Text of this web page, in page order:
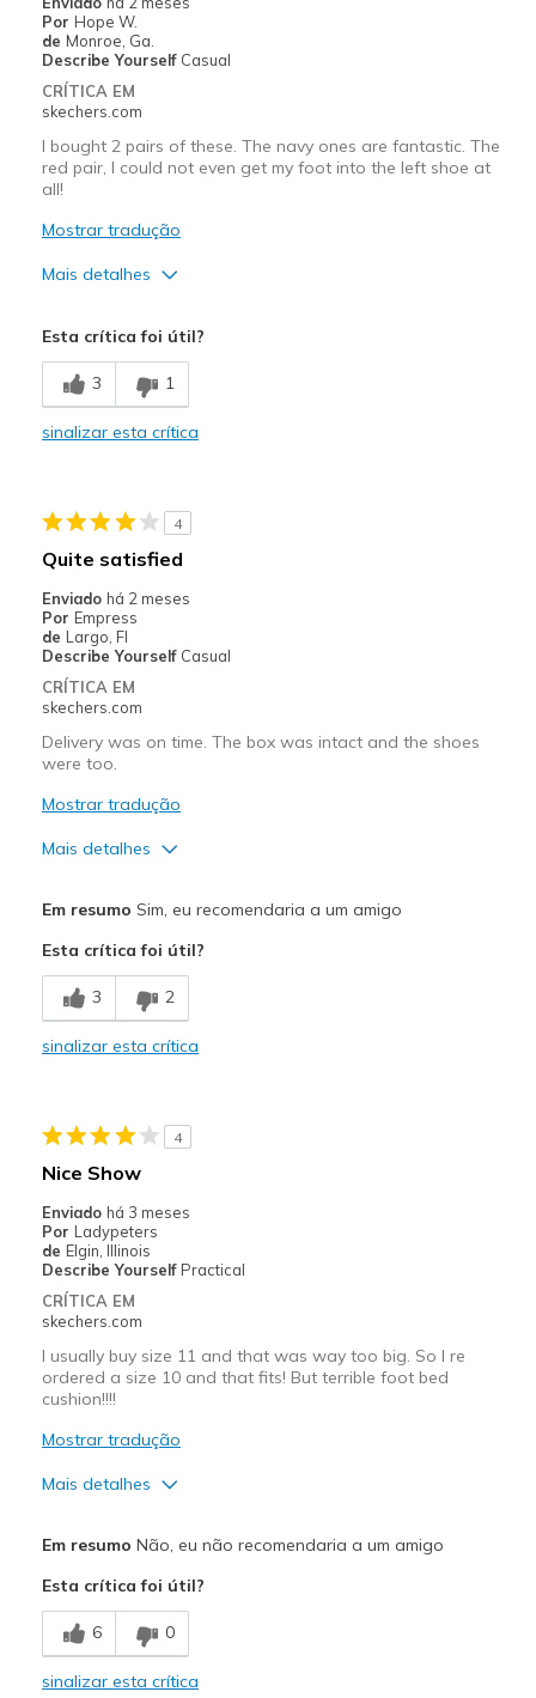
Por Hope W.
de Monroe, Ga.
Describe Yourself Casual
CRÍTICA EM
skechers.com
I bought 2 pairs of these. The navy ones are fantastic. The
red pair, I could not even get my foot into the left shoe at
all!
Mostrar tradução
Mais detalhes
Contras
Sizing was really off on this pair.
Sizing
View On Shoes
Esta crítica foi útil?
3 1
sinalizar esta crítica
4
Quite satisfied
Enviado há 2 meses
Por Empress
de Largo, Fl
Describe Yourself Casual
CRÍTICA EM
skechers.com
Delivery was on time. The box was intact and the shoes
were too.
Mostrar tradução
Mais detalhes
Breathe Well
Comfortable
Casual Wear
Width
Sizing
Feels half size too big
View On Shoes
Em resumo Sim, eu recomendaria a um amigo
Esta crítica foi útil?
3 2
sinalizar esta crítica
4
Nice Show
Enviado há 3 meses
Por Ladypeters
de Elgin, Illinois
Describe Yourself Practical
CRÍTICA EM
skechers.com
I usually buy size 11 and that was way too big. So I re
ordered a size 10 and that fits! But terrible foot bed
cushion!!!!
Mostrar tradução
Mais detalhes
Breathe Well
Stylish
Em resumo Não, eu não recomendaria a um amigo
Esta crítica foi útil?
6 0
sinalizar esta crítica